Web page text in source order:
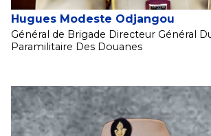
Hugues Modeste Odjangou
Général de Brigade Directeur Général
Paramilitaire Des Douanes